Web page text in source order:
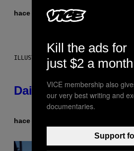
hace 2 horasPorEmma Garland
ILLUSTRATION BY REESA.
Daily Horoscope:
hace 4 horas
Kill the ads for
just $2 a month
VICE membership also
our very best writing and
documentaries.
Support